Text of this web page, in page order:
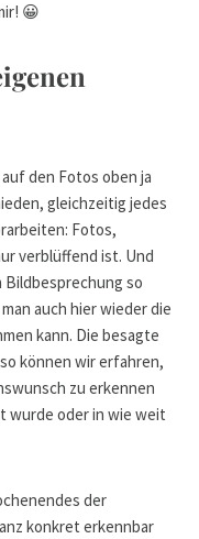
😀
den Fotos oben ja
gleichzeitig jedes
Fotos,
verblüffend ist. Und
so
auch hier wieder die
kann. Die besagte
können wir erfahren,
zu erkennen
wurde oder in wie weit
der
konkret erkennbar